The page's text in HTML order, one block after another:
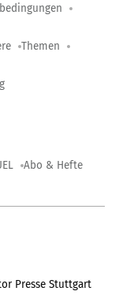
Themen
Abo & Hefte
Presse Stuttgart